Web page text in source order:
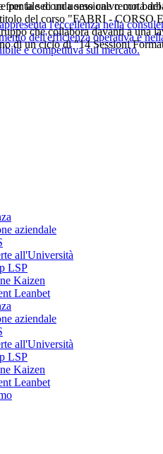
aziendale
all'Università
LSP
Kaizen
Leanbet
aziendale
all'Università
LSP
Kaizen
Leanbet